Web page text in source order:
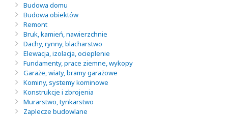
Budowa domu
Budowa obiektów
Remont
Bruk, kamień, nawierzchnie
Dachy, rynny, blacharstwo
Elewacja, izolacja, ocieplenie
Fundamenty, prace ziemne, wykopy
Garaże, wiaty, bramy garażowe
Kominy, systemy kominowe
Konstrukcje i zbrojenia
Murarstwo, tynkarstwo
Zaplecze budowlane